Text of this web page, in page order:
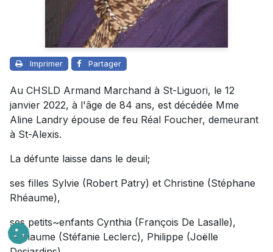
Imprimer Partager
Au CHSLD Armand Marchand à St-Liguori, le 12
janvier 2022, à l'âge de 84 ans, est décédée Mme
Aline Landry épouse de feu Réal Foucher, demeurant
à St-Alexis.
La défunte laisse dans le deuil;
ses filles Sylvie (Robert Patry) et Christine (Stéphane
Rhéaume),
ses petits~enfants Cynthia (François De Lasalle),
Guillaume (Stéfanie Leclerc), Philippe (Joëlle